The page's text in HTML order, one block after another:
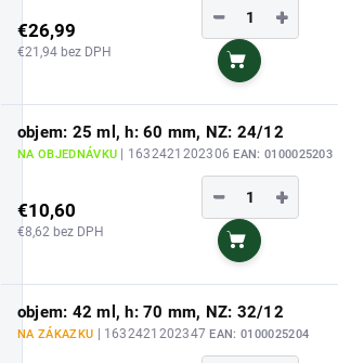
€26,99
€21,94 bez DPH
+
−
Do košíka
objem: 25 ml, h: 60 mm, NZ: 24/12
NA OBJEDNÁVKU | 1632421202306EAN: 0100025203
€10,60
€8,62 bez DPH
+
−
Do košíka
objem: 42 ml, h: 70 mm, NZ: 32/12
NA ZÁKAZKU | 1632421202347EAN: 0100025204